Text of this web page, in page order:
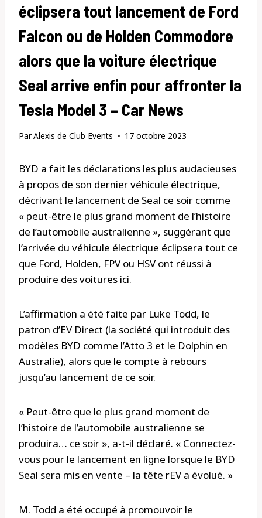
éclipsera tout lancement de Ford
Falcon ou de Holden Commodore
alors que la voiture électrique
Seal arrive enfin pour affronter la
Tesla Model 3 – Car News
ParAlexis de Club Events 17 octobre 2023
BYD a fait les déclarations les plus audacieuses
à propos de son dernier véhicule électrique,
décrivant le lancement de Seal ce soir comme
« peut-être le plus grand moment de l’histoire
de l’automobile australienne », suggérant que
l’arrivée du véhicule électrique éclipsera tout ce
que Ford, Holden, FPV ou HSV ont réussi à
produire des voitures ici.
L’affirmation a été faite par Luke Todd, le
patron d’EV Direct (la société qui introduit des
modèles BYD comme l’Atto 3 et le Dolphin en
Australie), alors que le compte à rebours
jusqu’au lancement de ce soir.
« Peut-être que le plus grand moment de
l’histoire de l’automobile australienne se
produira… ce soir », a-t-il déclaré. « Connectez-
vous pour le lancement en ligne lorsque le BYD
Seal sera mis en vente – la tête rEV a évolué. »
M. Todd a été occupé à promouvoir le